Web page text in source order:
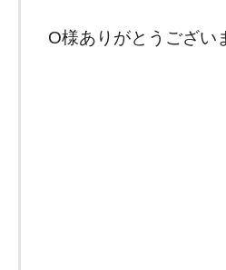
O様ありがとうござい